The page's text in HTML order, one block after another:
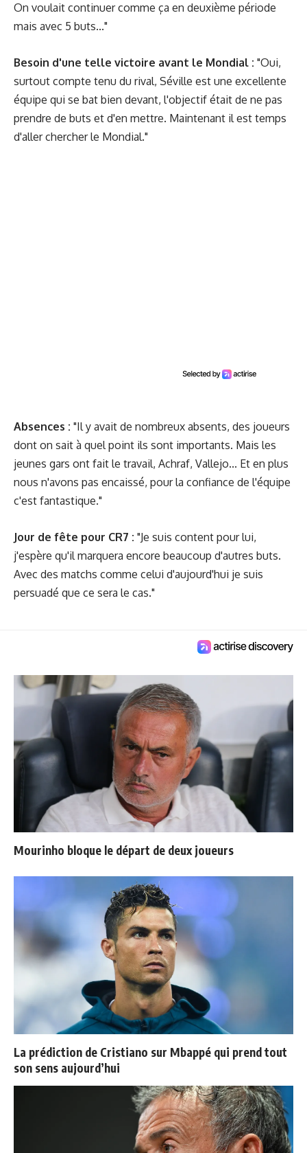
On voulait continuer comme ça en deuxième période
mais avec 5 buts..."
Besoin d'une telle victoire avant le Mondial : "Oui,
surtout compte tenu du rival, Séville est une excellente
équipe qui se bat bien devant, l'objectif était de ne pas
prendre de buts et d'en mettre. Maintenant il est temps
d'aller chercher le Mondial."
Absences : "Il y avait de nombreux absents, des joueurs
dont on sait à quel point ils sont importants. Mais les
jeunes gars ont fait le travail, Achraf, Vallejo... Et en plus
nous n'avons pas encaissé, pour la confiance de l'équipe
c'est fantastique."
Jour de fête pour CR7 : "Je suis content pour lui,
j'espère qu'il marquera encore beaucoup d'autres buts.
Avec des matchs comme celui d'aujourd'hui je suis
persuadé que ce sera le cas."
Mourinho bloque le départ de deux joueurs
La prédiction de Cristiano sur Mbappé qui prend tout
son sens aujourd’hui